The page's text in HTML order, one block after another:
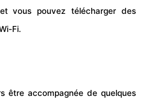
vous pouvez télécharger des
Fi.
être accompagnée de quelques